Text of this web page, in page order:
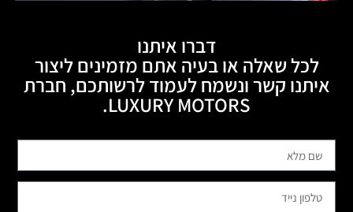
דברו איתנו
לכל שאלה או בעיה אתם מזמינים ליצור
איתנו קשר ונשמח לעמוד לרשותכם, חברת
LUXURY MOTORS.